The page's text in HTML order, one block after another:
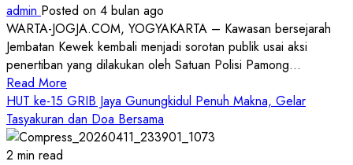
Polri
Humanis
admin Posted on 4 bulan ago
WARTA-JOGJA.COM, YOGYAKARTA – Kawasan bersejarah
Jembatan Kewek kembali menjadi sorotan publik usai aksi
penertiban yang dilakukan oleh Satuan Polisi Pamong...
Read More
more
about
Viral
HUT ke-15 GRIB Jaya Gunungkidul Penuh Makna, Gelar
Tasyakuran dan Doa Bersama
2 min read